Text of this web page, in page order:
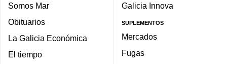
Somos Mar
Obituarios
La Galicia Económica
El tiempo
Galicia Innova
SUPLEMENTOS
Mercados
Fugas